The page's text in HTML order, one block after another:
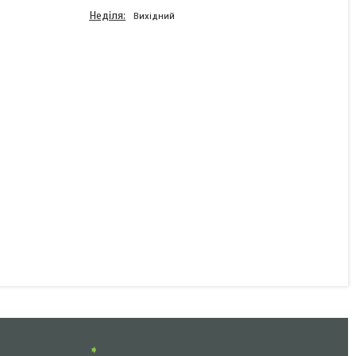
Неділя Вихідний
➧